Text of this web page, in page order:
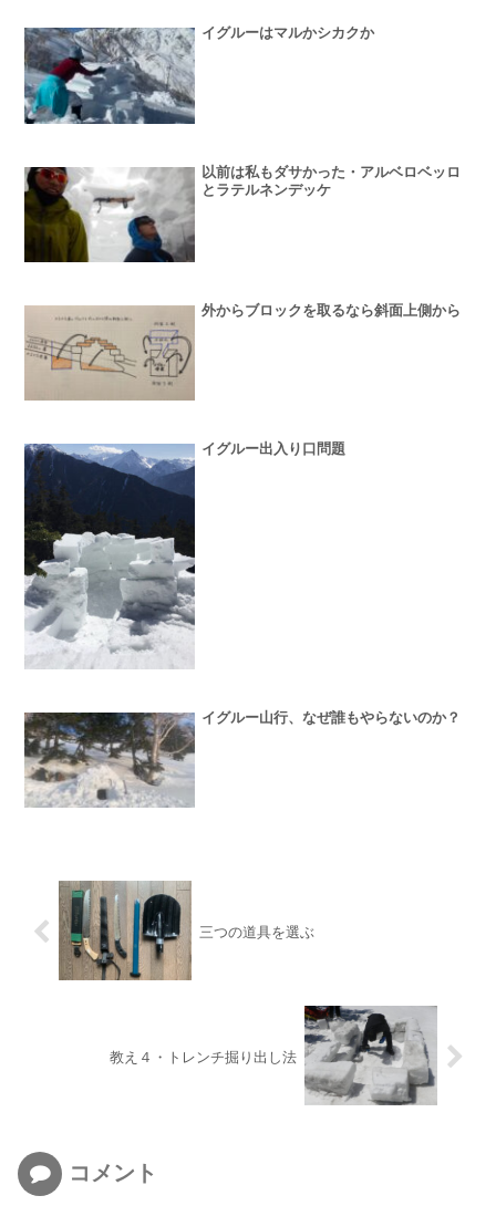
イグルーはマルかシカクか
以前は私もダサかった・アルベロベッロ
とラテルネンデッケ
外からブロックを取るなら斜面上側から
イグルー出入り口問題
イグルー山行、なぜ誰もやらないのか？
三つの道具を選ぶ
教え４・トレンチ掘り出し法
コメント